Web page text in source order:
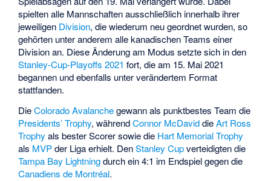
spielten alle Mannschaften ausschließlich innerhalb ihrer
jeweiligen Division, die wiederum neu geordnet wurden, so
gehörten unter anderem alle kanadischen Teams einer
Division an. Diese Änderung am Modus setzte sich in den
Stanley-Cup-Playoffs 2021 fort, die am 15. Mai 2021
begannen und ebenfalls unter verändertem Format
stattfanden.
DieColorado Avalanchegewann als punktbestes Team die
Presidents’ Trophy, währendConnor McDaviddieArt Ross
Trophy als bester Scorer sowie die Hart Memorial Trophy
als MVPder Liga erhielt. DenStanley Cupverteidigten die
Tampa Bay Lightningdurch ein 4:1 im Endspiel gegen die
Canadiens de Montréal.